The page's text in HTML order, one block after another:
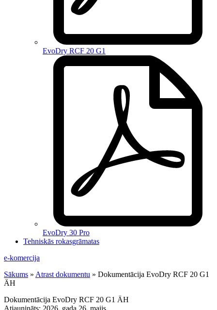
EvoDry RCF 20 G1
EvoDry 30 Pro
Tehniskās rokasgrāmatas
e-komercija
Sākums » Atrast dokumentu » Dokumentācija EvoDry RCF 20 G1
ÄH
Dokumentācija EvoDry RCF 20 G1 ÄH
Atjaunināts: 2026. gada 26. maijs